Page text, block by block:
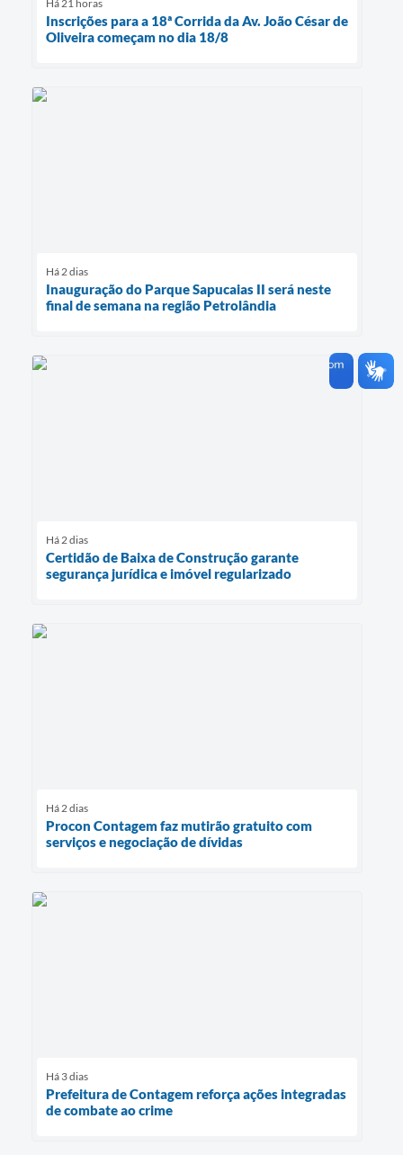
Há 21 horas
Inscrições para a 18ª Corrida da Av. João César de
Oliveira começam no dia 18/8
Há 2 dias
Inauguração do Parque Sapucaias II será neste
final de semana na região Petrolândia
Há 2 dias
Certidão de Baixa de Construção garante
segurança jurídica e imóvel regularizado
Há 2 dias
Procon Contagem faz mutirão gratuito com
serviços e negociação de dívidas
Há 3 dias
Prefeitura de Contagem reforça ações integradas
de combate ao crime